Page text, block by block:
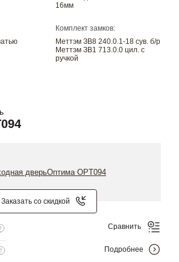
16мм
Комплект замков:
Меттэм ЗВ8 240.0.1-18 сув. б/р
Меттэм ЗВ1 713.0.0 цил. с
ручкой
Заказать со скидкой
Сравнить
Подробнее